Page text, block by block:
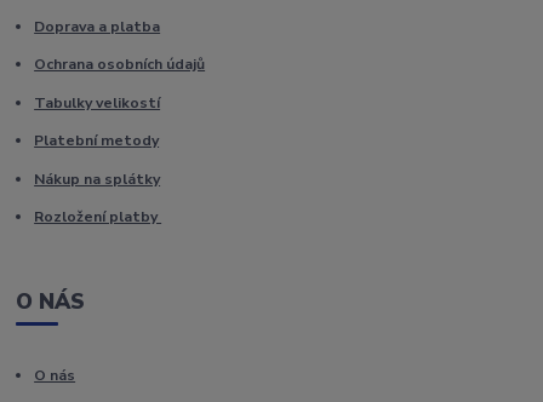
Doprava a platba
Ochrana osobních údajů
Tabulky velikostí
Platební metody
Nákup na splátky
Rozložení platby
O NÁS
O nás